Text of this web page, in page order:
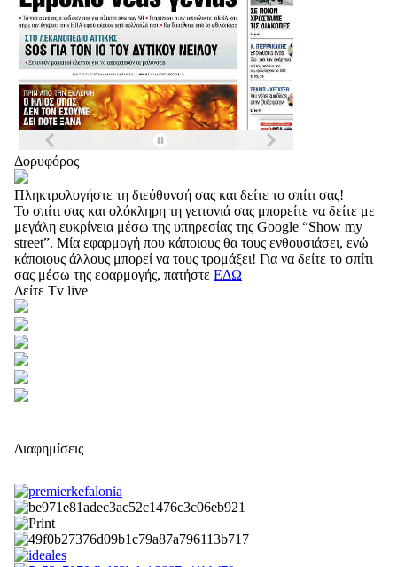
Δορυφόρος
Πληκτρολογήστε τη διεύθυνσή σας και δείτε το σπίτι σας!
Το σπίτι σας και ολόκληρη τη γειτονιά σας μπορείτε να δείτε με
μεγάλη ευκρίνεια μέσω της υπηρεσίας της Google “Show my
street”. Μία εφαρμογή που κάποιους θα τους ενθουσιάσει, ενώ
κάποιους άλλους μπορεί να τους τρομάξει! Για να δείτε το σπίτι
σας μέσω της εφαρμογής, πατήστε ΕΔΩ
Δείτε Tv live
Διαφημίσεις